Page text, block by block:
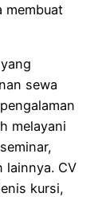
membuat
sewa
melayani
lainnya. CV
kursi,